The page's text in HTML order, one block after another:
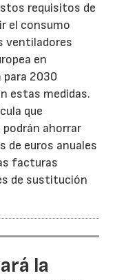
requisitos de
el consumo
ventiladores
en
para 2030
estas medidas.
que
ahorrar
de euros anuales
facturas
de sustitución
la